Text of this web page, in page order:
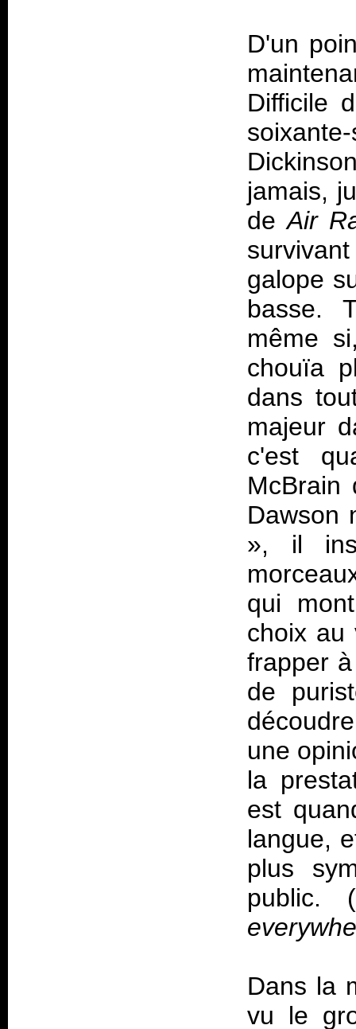
D'un
Difficile
jamais,
deAir
galope
basse.
même
chouïa
dans
majeur
c'est
McBrain
Dawson
», il
qui
choix au
frapper
de
une
la
est
langue,
plus
public.
Dans la
vu le